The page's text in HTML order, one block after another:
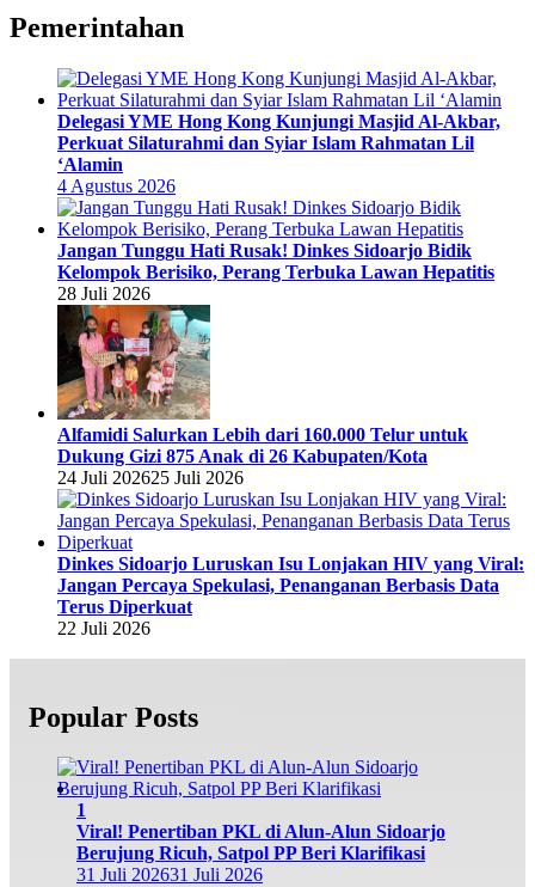
Pemerintahan
Delegasi YME Hong Kong Kunjungi Masjid Al-Akbar,
Perkuat Silaturahmi dan Syiar Islam Rahmatan Lil
‘Alamin
4 Agustus 2026
Jangan Tunggu Hati Rusak! Dinkes Sidoarjo Bidik
Kelompok Berisiko, Perang Terbuka Lawan Hepatitis
28 Juli 2026
Alfamidi Salurkan Lebih dari 160.000 Telur untuk
Dukung Gizi 875 Anak di 26 Kabupaten/Kota
24 Juli 202625 Juli 2026
Dinkes Sidoarjo Luruskan Isu Lonjakan HIV yang Viral:
Jangan Percaya Spekulasi, Penanganan Berbasis Data
Terus Diperkuat
22 Juli 2026
Popular Posts
1
Viral! Penertiban PKL di Alun-Alun Sidoarjo
Berujung Ricuh, Satpol PP Beri Klarifikasi
31 Juli 202631 Juli 2026